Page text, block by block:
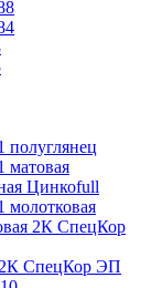
полуглянец
матовая
Цинкоfull
молотковая
2К СпецКор
2К СпецКор ЭП